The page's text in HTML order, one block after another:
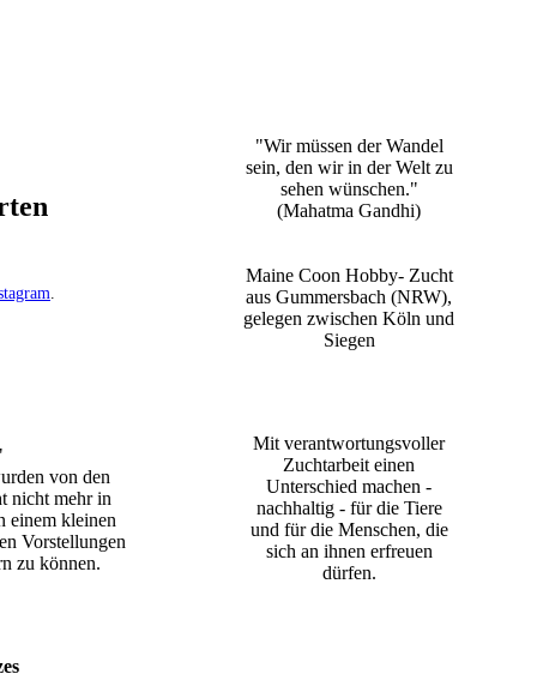
von den
nicht mehr in
einem kleinen
Vorstellungen
zu können.
"Wir müssen der Wandel
sein, den wir in der Welt zu
sehen wünschen."
(Mahatma Gandhi)
Maine Coon Hobby- Zucht
aus Gummersbach (NRW),
gelegen zwischen Köln und
Siegen
Mit verantwortungsvoller
Zuchtarbeit einen
Unterschied machen -
nachhaltig - für die Tiere
und für die Menschen, die
sich an ihnen erfreuen
dürfen.